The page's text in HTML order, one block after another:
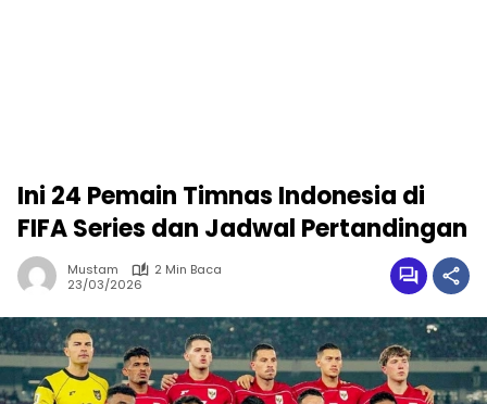
Ini 24 Pemain Timnas Indonesia di
FIFA Series dan Jadwal Pertandingan
Mustam
2 Min Baca
23/03/2026